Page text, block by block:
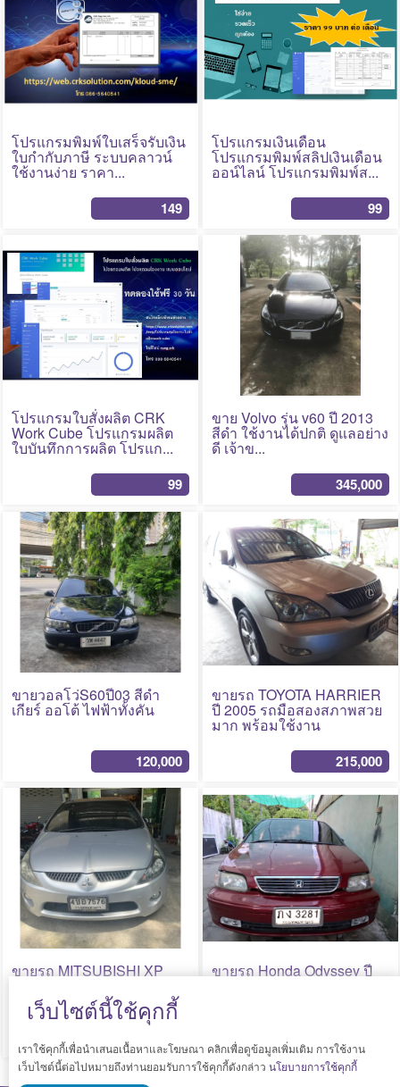
i
o
n
No Photo
โปรแกรมพิมพ์ใบเสร็จรับเงิน
ใบกำกับภาษี ระบบคลาวน์
ใช้งานง่าย ราคา...
149
No Photo
โปรแกรมเงินเดือน
โปรแกรมพิมพ์สลิปเงินเดือน
ออน์ไลน์ โปรแกรมพิมพ์ส...
99
No Photo
โปรแกรมใบสั่งผลิต CRK
Work Cube โปรแกรมผลิต
ใบบันทึกการผลิต โปรแก...
99
No Photo
ขาย Volvo รุ่น v60 ปี 2013
สีดำ ใช้งานได้ปกติ ดูแลอย่าง
ดี เจ้าข...
345,000
No Photo
ขายวอลโว่S60ปี03 สีดำ
เกียร์ ออโต้ ไฟฟ้าทั้งคัน
120,000
No Photo
ขายรถ TOYOTA HARRIER
ปี 2005 รถมือสองสภาพสวย
มาก พร้อมใช้งาน
215,000
No Photo
ขายรถ MITSUBISHI XP
ดี สภาพสวยจ้า
No Photo
ขายรถ Honda Odyssey ปี
เว็บไซต์นี้ใช้คุกกี้
เราใช้คุกกี้เพื่อนำเสนอเนื้อหาและโฆษณา คลิกเพื่อดูข้อมูลเพิ่มเติม การใช้งาน
เว็บไซต์นี้ต่อไปหมายถึงท่านยอมรับการใช้คุกกี้ดังกล่าว นโยบายการใช้คุกกี้